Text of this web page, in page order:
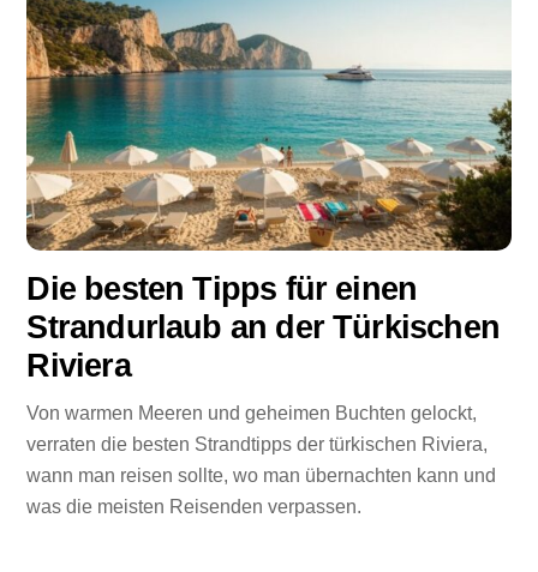
Die besten Tipps für einen
Strandurlaub an der Türkischen
Riviera
Von warmen Meeren und geheimen Buchten gelockt,
verraten die besten Strandtipps der türkischen Riviera,
wann man reisen sollte, wo man übernachten kann und
was die meisten Reisenden verpassen.